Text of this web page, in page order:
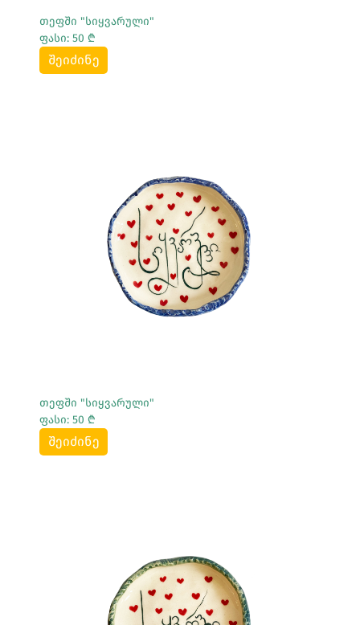
თეფში "სიყვარული"
ფასი: 50 ₾
შეიძინე
Სრულად Ნახვა
თეფში "სიყვარული"
ფასი: 50 ₾
შეიძინე
Სრულად Ნახვა